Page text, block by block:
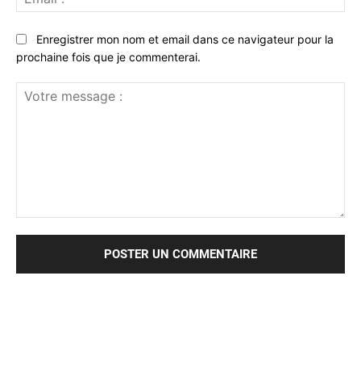
:*
Enregistrer mon nom et email dans ce navigateur pour la
prochaine fois que je commenterai.